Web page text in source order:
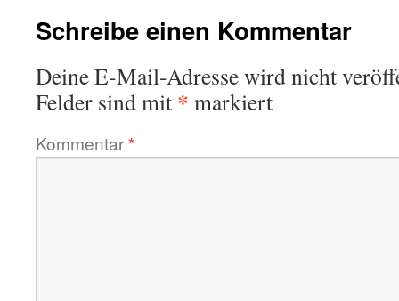
Schreibe einen Kommentar
Deine E-Mail-Adresse wird nicht
Felder sind mit * markiert
Kommentar*